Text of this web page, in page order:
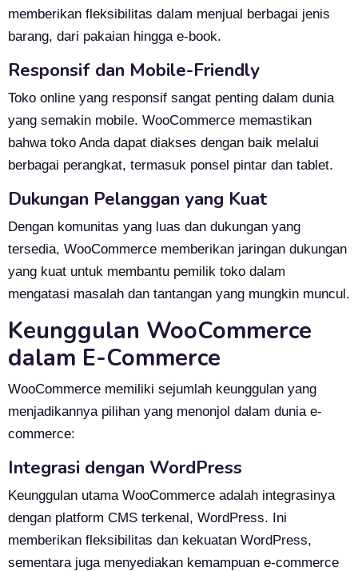
memberikan fleksibilitas dalam menjual berbagai jenis
barang, dari pakaian hingga e-book.
Responsif dan Mobile-Friendly
Toko online yang responsif sangat penting dalam dunia
yang semakin mobile. WooCommerce memastikan
bahwa toko Anda dapat diakses dengan baik melalui
berbagai perangkat, termasuk ponsel pintar dan tablet.
Dukungan Pelanggan yang Kuat
Dengan komunitas yang luas dan dukungan yang
tersedia, WooCommerce memberikan jaringan dukungan
yang kuat untuk membantu pemilik toko dalam
mengatasi masalah dan tantangan yang mungkin muncul.
Keunggulan WooCommerce
dalam E-Commerce
WooCommerce memiliki sejumlah keunggulan yang
menjadikannya pilihan yang menonjol dalam dunia e-
commerce:
Integrasi dengan WordPress
Keunggulan utama WooCommerce adalah integrasinya
dengan platform CMS terkenal, WordPress. Ini
memberikan fleksibilitas dan kekuatan WordPress,
sementara juga menyediakan kemampuan e-commerce